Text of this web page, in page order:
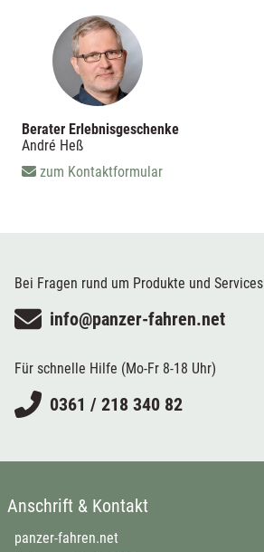
Berater Erlebnisgeschenke
André Heß
zum Kontaktformular
Bei Fragen rund um Produkte und Services
info@panzer-fahren.net
Für schnelle Hilfe (Mo-Fr 8-18 Uhr)
0361 / 218 340 82
Anschrift & Kontakt
panzer-fahren.net